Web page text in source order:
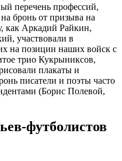
перечень профессий,
бронь от призыва на
как Аркадий Райкин,
участвовали в
на позиции наших войск с
трио Кукрыниксов,
плакаты и
писатели и поэты часто
(Борис Полевой,
футболистов